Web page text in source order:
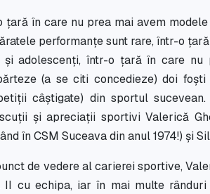
țară în care nu prea mai avem
performanțe sunt rare, într-o
și adolescenți, într-o țară în care nu
(a se citi concedieze) doi
câștigate) din sportul
și apreciații sportivi Valerică
în CSM Suceava din anul 1974!) și
de vedere al carierei sportive,
II cu echipa, iar în mai multe